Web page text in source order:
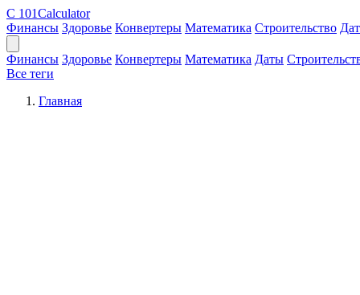
C 101Calculator
Финансы Здоровье Конвертеры Математика Строительство
Финансы Здоровье Конвертеры Математика Даты
Все теги
Главная